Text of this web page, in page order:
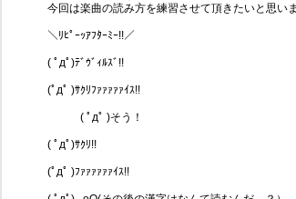
今回は楽曲の読み方を練習させて頂きたいと思いま
＼ﾘﾋﾟｰｯｱﾌﾀｰﾐｰ!!／
( ﾟдﾟ)ﾃﾞｳﾞｨﾙｽﾞ!!
(ﾟдﾟ )ｻｸﾘﾌｧｧｧｧｧｲｽ!!
( ﾟдﾟ )そう！
( ﾟдﾟ)ｻｸﾘ!!
(ﾟдﾟ )ﾌｧｧｧｧｧｧｲｽ!!